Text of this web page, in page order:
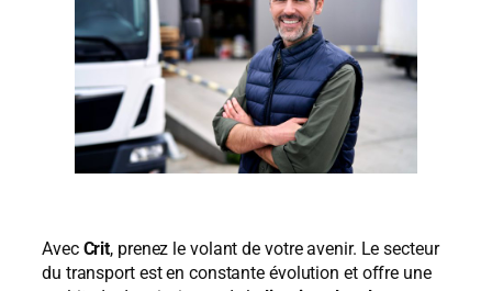
Avec Crit, prenez le volant de votre avenir. Le secteur
du transport est en constante évolution et offre une